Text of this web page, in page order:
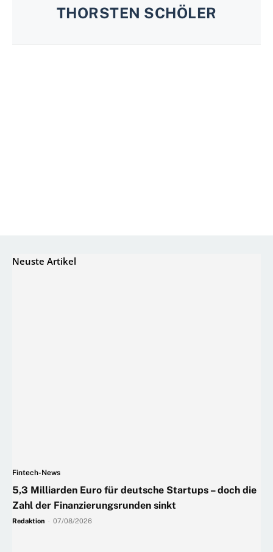
THORSTEN SCHÖLER
Neuste Artikel
Fintech-News
5,3 Milliarden Euro für deutsche Startups – doch die
Zahl der Finanzierungsrunden sinkt
Redaktion 07/08/2026